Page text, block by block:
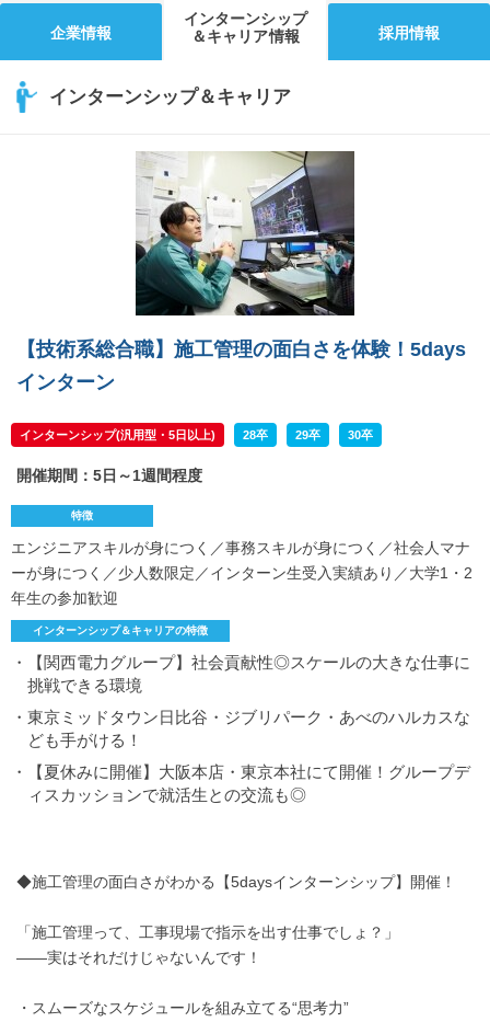
企業情報
インターンシップ
＆キャリア情報
採用情報
インターンシップ＆キャリア
【技術系総合職】施工管理の面白さを体験！5days
インターン
インターンシップ(汎用型・5日以上) 28卒 29卒 30卒
開催期間：5日～1週間程度
特徴
エンジニアスキルが身につく／事務スキルが身につく／社会人マナ
ーが身につく／少人数限定／インターン生受入実績あり／大学1・2
年生の参加歓迎
インターンシップ＆キャリアの特徴
・【関西電力グループ】社会貢献性◎スケールの大きな仕事に
挑戦できる環境
・東京ミッドタウン日比谷・ジブリパーク・あべのハルカスな
ども手がける！
・【夏休みに開催】大阪本店・東京本社にて開催！グループデ
ィスカッションで就活生との交流も◎
◆施工管理の面白さがわかる【5daysインターンシップ】開催！
「施工管理って、工事現場で指示を出す仕事でしょ？」
――実はそれだけじゃないんです！
・スムーズなスケジュールを組み立てる“思考力”